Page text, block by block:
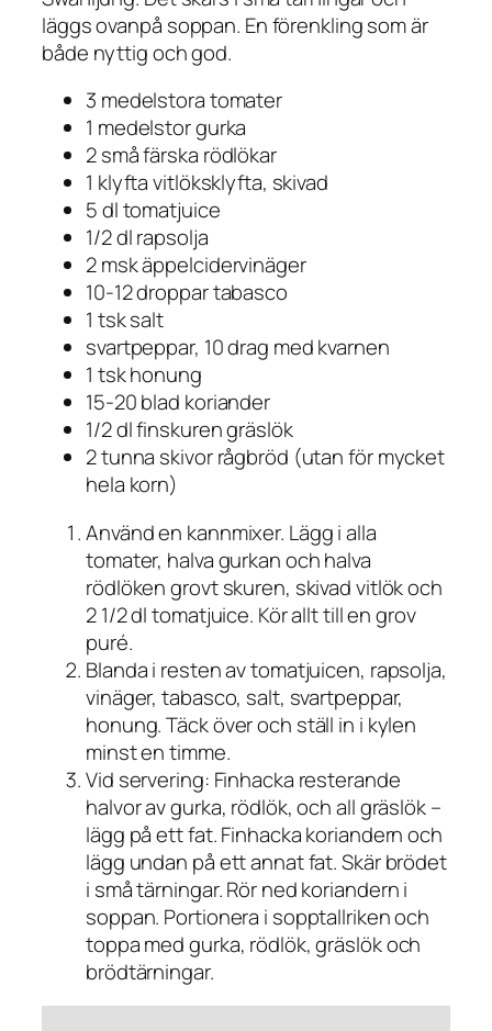
läggs ovanpå soppan. En förenkling som är
både nyttig och god.
3 medelstora tomater
1 medelstor gurka
2 små färska rödlökar
1 klyfta vitlöksklyfta, skivad
5 dl tomatjuice
1/2 dl rapsolja
2 msk äppelcidervinäger
10-12 droppar tabasco
1 tsk salt
svartpeppar, 10 drag med kvarnen
1 tsk honung
15-20 blad koriander
1/2 dl finskuren gräslök
2 tunna skivor rågbröd (utan för mycket
hela korn)
Använd en kannmixer. Lägg i alla
tomater, halva gurkan och halva
rödlöken grovt skuren, skivad vitlök och
2 1/2 dl tomatjuice. Kör allt till en grov
puré.
Blanda i resten av tomatjuicen, rapsolja,
vinäger, tabasco, salt, svartpeppar,
honung. Täck över och ställ in i kylen
minst en timme.
Vid servering: Finhacka resterande
halvor av gurka, rödlök, och all gräslök –
lägg på ett fat. Finhacka koriandern och
lägg undan på ett annat fat. Skär brödet
i små tärningar. Rör ned koriandern i
soppan. Portionera i sopptallriken och
toppa med gurka, rödlök, gräslök och
brödtärningar.